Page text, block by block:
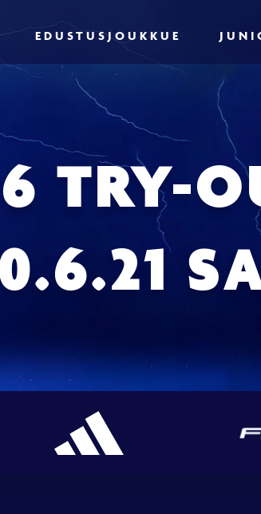
EDUSTUSJOUKKUE
TRY-